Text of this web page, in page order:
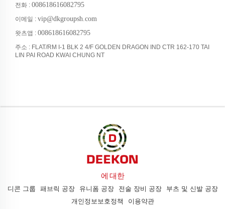
전화 : 008618616082795
이메일 : vip@dkgroupsh.com
왓츠앱 : 008618616082795
주소 : FLAT/RM I-1 BLK 2 4/F GOLDEN DRAGON IND CTR 162-170 TAI
LIN PAI ROAD KWAI CHUNG NT
에 대한
디콘 그룹 패브릭 공장 유니폼 공장 전술 장비 공장
부츠 및 신발 공장
개인정보보호정책
이용약관